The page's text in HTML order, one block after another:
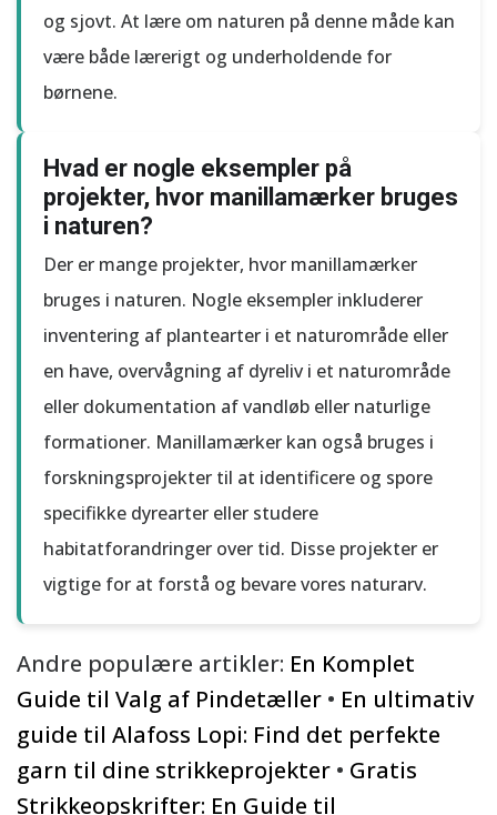
og sjovt. At lære om naturen på denne måde kan
være både lærerigt og underholdende for
børnene.
Hvad er nogle eksempler på
projekter, hvor manillamærker bruges
i naturen?
Der er mange projekter, hvor manillamærker
bruges i naturen. Nogle eksempler inkluderer
inventering af plantearter i et naturområde eller
en have, overvågning af dyreliv i et naturområde
eller dokumentation af vandløb eller naturlige
formationer. Manillamærker kan også bruges i
forskningsprojekter til at identificere og spore
specifikke dyrearter eller studere
habitatforandringer over tid. Disse projekter er
vigtige for at forstå og bevare vores naturarv.
Andre populære artikler: En Komplet
Guide til Valg af Pindetæller • En ultimativ
guide til Alafoss Lopi: Find det perfekte
garn til dine strikkeprojekter • Gratis
Strikkeopskrifter: En Guide til